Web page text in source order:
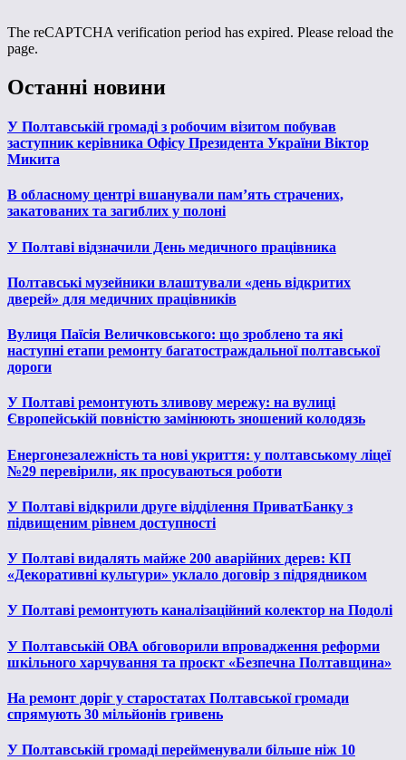
The reCAPTCHA verification period has expired. Please reload the
page.
Останні новини
У Полтавській громаді з робочим візитом побував
заступник керівника Офісу Президента України Віктор
Микита
В обласному центрі вшанували пам’ять страчених,
закатованих та загиблих у полоні
У Полтаві відзначили День медичного працівника
Полтавські музейники влаштували «день відкритих
дверей» для медичних працівників
Вулиця Паїсія Величковського: що зроблено та які
наступні етапи ремонту багатостраждальної полтавської
дороги
У Полтаві ремонтують зливову мережу: на вулиці
Європейській повністю замінюють зношений колодязь
Енергонезалежність та нові укриття: у полтавському ліцеї
№29 перевірили, як просуваються роботи
У Полтаві відкрили друге відділення ПриватБанку з
підвищеним рівнем доступності
У Полтаві видалять майже 200 аварійних дерев: КП
«Декоративні культури» уклало договір з підрядником
У Полтаві ремонтують каналізаційний колектор на Подолі
У Полтавській ОВА обговорили впровадження реформи
шкільного харчування та проєкт «Безпечна Полтавщина»
На ремонт доріг у старостатах Полтавської громади
спрямують 30 мільйонів гривень
У Полтавській громаді перейменували більше ніж 10